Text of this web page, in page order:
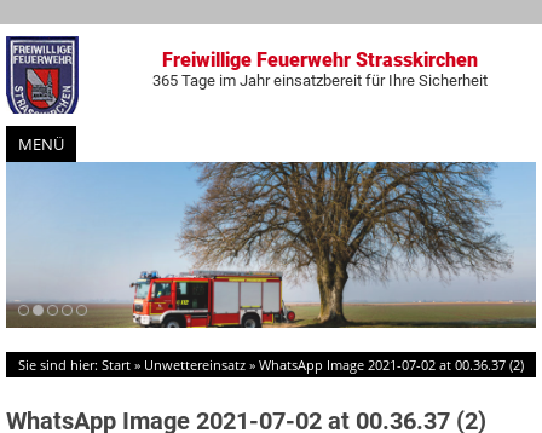
Freiwillige Feuerwehr Strasskirchen
365 Tage im Jahr einsatzbereit für Ihre Sicherheit
MENÜ
Zum
Inhalt
springen
Sie sind hier: Start » Unwettereinsatz » WhatsApp Image 2021-07-02 at 00.36.37 (2)
WhatsApp Image 2021-07-02 at 00.36.37 (2)